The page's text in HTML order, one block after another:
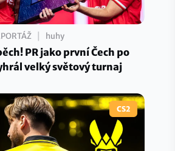
huhy
PR jako první Čech po
velký světový turnaj
CS2